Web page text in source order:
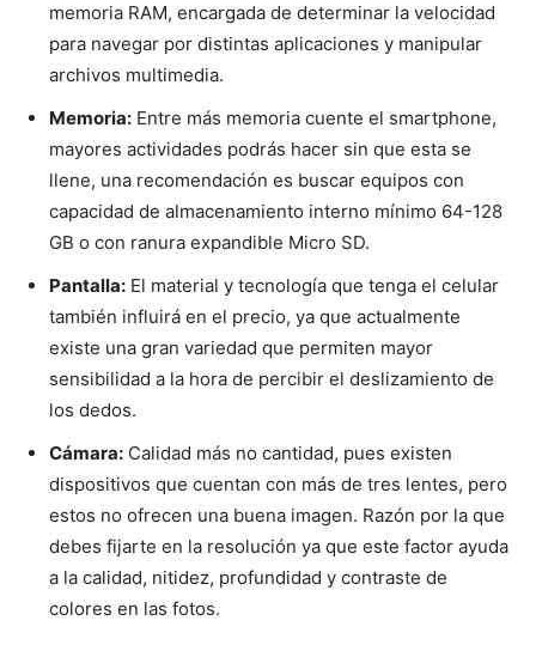
memoria RAM, encargada de determinar la velocidad
para navegar por distintas aplicaciones y manipular
archivos multimedia.
Memoria: Entre más memoria cuente el smartphone,
mayores actividades podrás hacer sin que esta se
llene, una recomendación es buscar equipos con
capacidad de almacenamiento interno mínimo 64-128
GB o con ranura expandible Micro SD.
Pantalla: El material y tecnología que tenga el celular
también influirá en el precio, ya que actualmente
existe una gran variedad que permiten mayor
sensibilidad a la hora de percibir el deslizamiento de
los dedos.
Cámara: Calidad más no cantidad, pues existen
dispositivos que cuentan con más de tres lentes, pero
estos no ofrecen una buena imagen. Razón por la que
debes fijarte en la resolución ya que este factor ayuda
a la calidad, nitidez, profundidad y contraste de
colores en las fotos.